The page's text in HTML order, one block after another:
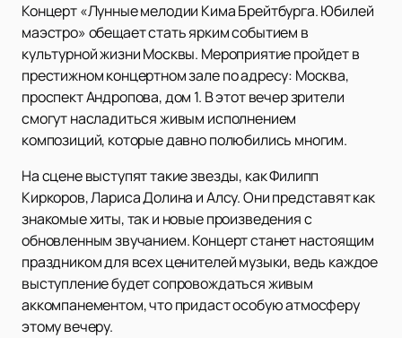
Концерт «Лунные мелодии Кима Брейтбурга. Юбилей
маэстро» обещает стать ярким событием в
культурной жизни Москвы. Мероприятие пройдет в
престижном концертном зале по адресу: Москва,
проспект Андропова, дом 1. В этот вечер зрители
смогут насладиться живым исполнением
композиций, которые давно полюбились многим.
На сцене выступят такие звезды, как Филипп
Киркоров, Лариса Долина и Алсу. Они представят как
знакомые хиты, так и новые произведения с
обновленным звучанием. Концерт станет настоящим
праздником для всех ценителей музыки, ведь каждое
выступление будет сопровождаться живым
аккомпанементом, что придаст особую атмосферу
этому вечеру.